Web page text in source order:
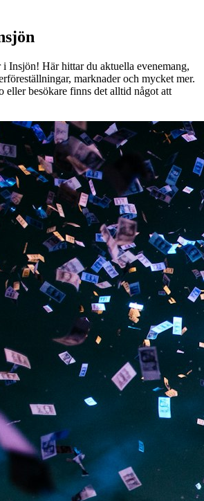
Insjön! Här hittar du aktuella evenemang,
marknader och mycket mer.
eller besökare finns det alltid något att